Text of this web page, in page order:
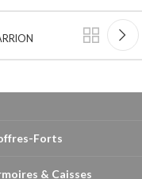
Forts
& Caisses